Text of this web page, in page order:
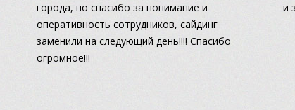
города, но спасибо за понимание и
оперативность сотрудников, сайдинг
заменили на следующий день!!!! Спасибо
огромное!!!
и